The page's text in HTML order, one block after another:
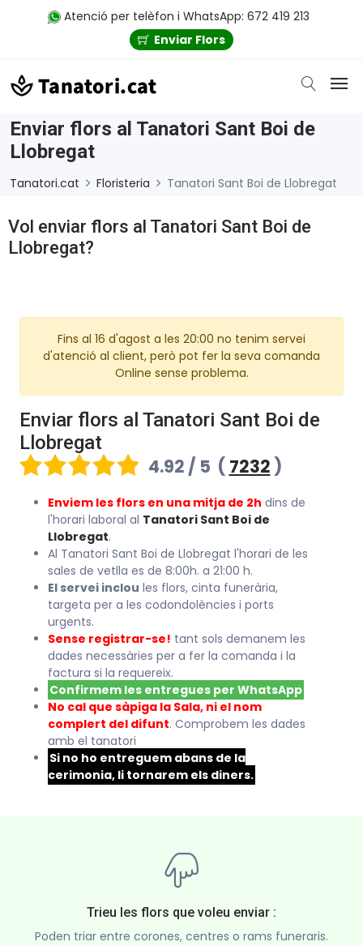
Atenció per telèfon i WhatsApp: 672 419 213
Enviar Flors
Enviar flors al Tanatori Sant Boi de
Llobregat
Tanatori.cat Floristeria Tanatori Sant Boi de Llobregat
Vol enviar flors al Tanatori Sant Boi de
Llobregat?
Fins al 16 d'agost a les 20:00 no tenim servei
d'atenció al client, però pot fer la seva comanda
Online sense problema.
Enviar flors al Tanatori Sant Boi de
Llobregat
4.92 / 5 ( 7232 )
Enviem les flors en una mitja de 2h dins de
l'horari laboral al Tanatori Sant Boi de
Llobregat.
Al Tanatori Sant Boi de Llobregat l'horari de les
sales de vetlla es de 8:00h. a 21:00 h.
El servei inclou les flors, cinta funerària,
targeta per a les codondolències i ports
urgents.
Sense registrar-se! tant sols demanem les
dades necessàries per a fer la comanda i la
factura si la requereix.
Confirmem les entregues per WhatsApp
No cal que sàpiga la Sala, ni el nom
complert del difunt. Comprobem les dades
amb el tanatori
Si no ho entreguem abans de la
cerimonia, li tornarem els diners.
Trieu les flors que voleu enviar :
Poden triar entre corones, centres o rams funeraris.